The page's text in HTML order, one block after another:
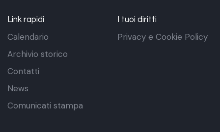
Link rapidi
Calendario
Archivio storico
Contatti
News
Comunicati stampa
I tuoi diritti
Privacy e Cookie Policy